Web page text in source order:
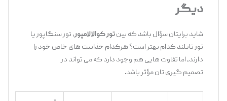
دیگر
شاید برایتان سؤال باشد که بینتور کوالالامپور، تور سنگاپور یا
تور تایلند کدام بهتر است؟ هرکدام جذابیت ‌های خاص خود را
دارند، اما تفاوت ‌هایی هم وجود دارد که می ‌تواند در
تصمیم‌ گیری ‌تان مؤثر باشد.